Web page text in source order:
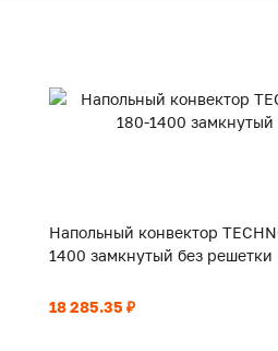
Напольный конвектор
1400 замкнутый без решетки
18 285.35 ₽